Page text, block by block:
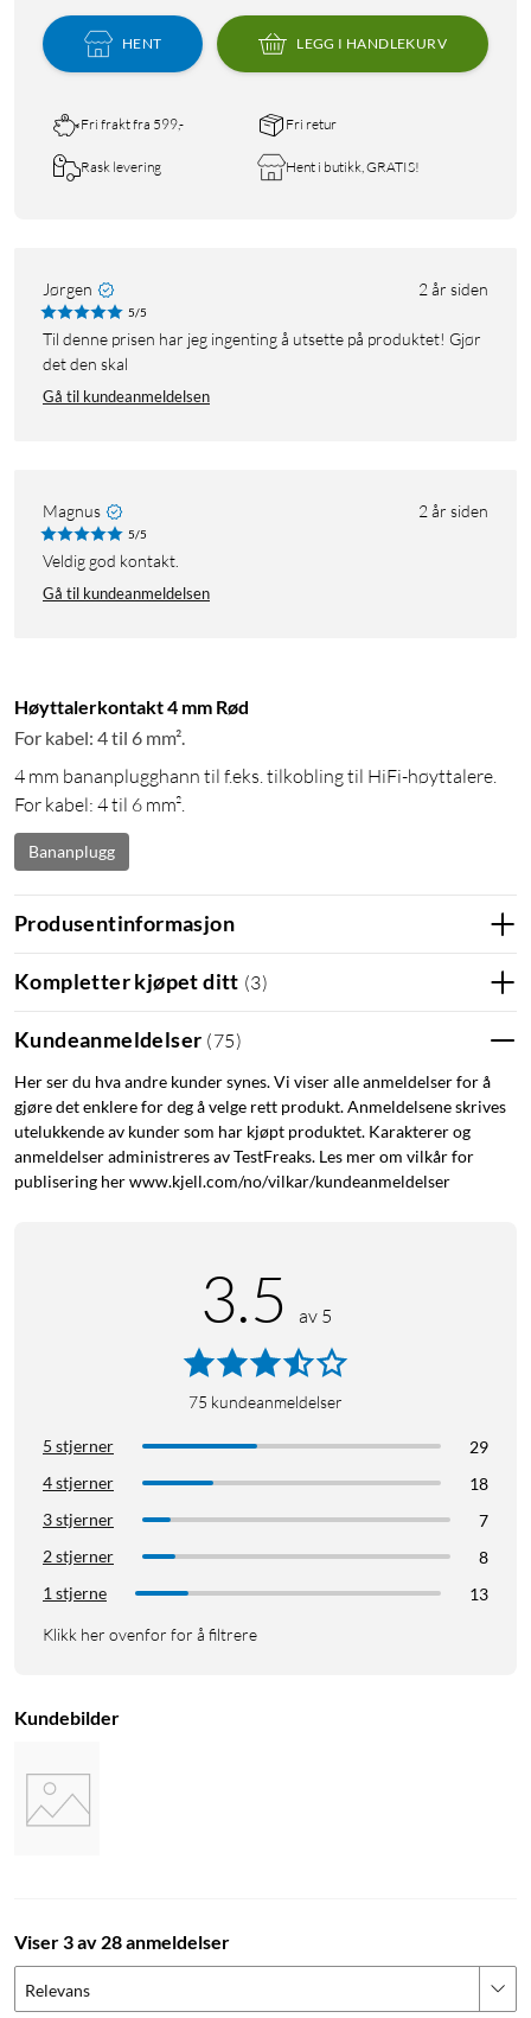
HENT LEGG I HANDLEKURV
Fri frakt fra 599,- Fri retur
Rask levering Hent i butikk, GRATIS!
Jørgen 2 år siden
5/5
Til denne prisen har jeg ingenting å utsette på produktet! Gjør
det den skal
Gå til kundeanmeldelsen
Magnus 2 år siden
5/5
veldig god kontakt.
Gå til kundeanmeldelsen
Høyttalerkontakt 4 mm Rød
For kabel: 4 til 6 mm².
4 mm bananplugghann til f.eks. tilkobling til HiFi-høyttalere.
For kabel: 4 til 6 mm².
Bananplugg
Produsentinformasjon
Kompletter kjøpet ditt (3)
Kundeanmeldelser (75)
Her ser du hva andre kunder synes. Vi viser alle anmeldelser for å
gjøre det enklere for deg å velge rett produkt. Anmeldelsene skrives
utelukkende av kunder som har kjøpt produktet. Karakterer og
anmeldelser administreres av TestFreaks. Les mer om vilkår for
publisering her www.kjell.com/no/vilkar/kundeanmeldelser
3.5 av 5
75 kundeanmeldelser
5 stjerner
29
4 stjerner
18
3 stjerner
7
2 stjerner
8
1 stjerne
13
Klikk her ovenfor for å filtrere
Kundebilder
Viser 3 av 28 anmeldelser
Relevans